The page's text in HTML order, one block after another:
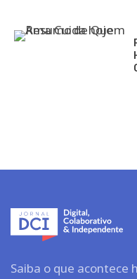
Saiba o que acontece